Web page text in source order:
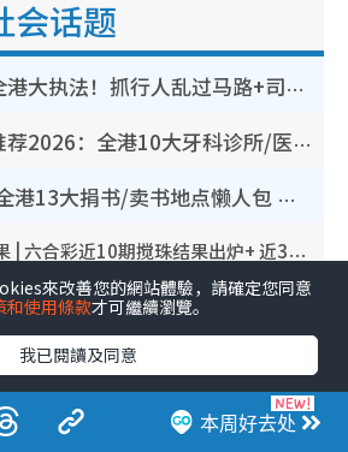
会话题
警方即日起全港大执法！抓行人乱过马路+司机不专注驾驶！乱过马路罚$2000
洗牙平靓正推荐2026：全港10大牙科诊所/医院懒人包，夜诊至8点/镇静洁牙/医疗券适用
捐书2026︱全港13大捐书/卖书地点懒人包 二手课本最高$150＋旧书换免费咖啡/戏票
六合彩搅珠结果 | 六合彩近10期搅珠结果出炉+ 近30期最旺热门中奖号码
本周好去处
來改善您的網站體驗，請確定您同意
和使用條款才可繼續瀏覽。
我已閱讀及同意